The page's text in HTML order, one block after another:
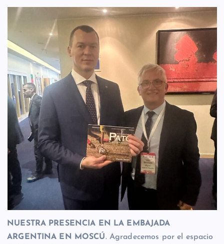
NUESTRA PRESENCIA EN LA EMBAJADA
ARGENTINA EN MOSCÚ. Agradecemos por el espacio